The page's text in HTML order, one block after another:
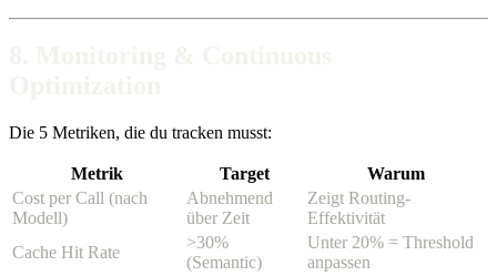
Die 5 Metriken, die du tracken musst:
Metrik Target
Warum
Cost per Call (nach
Modell)
Abnehmend
über Zeit
Zeigt Routing-
Effektivität
Cache Hit Rate
>30%
(Semantic)
Unter 20% = Threshold
anpassen